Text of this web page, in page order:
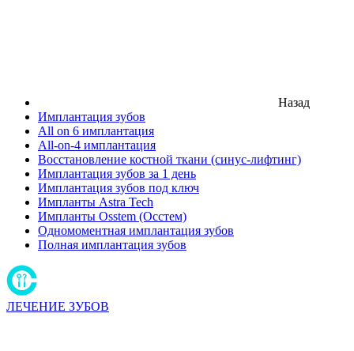
Назад
Имплантация зубов
All on 6 имплантация
All-on-4 имплантация
Восстановление костной ткани (синус-лифтинг)
Имплантация зубов за 1 день
Имплантация зубов под ключ
Импланты Astra Tech
Импланты Osstem (Осстем)
Одномоментная имплантация зубов
Полная имплантация зубов
ЛЕЧЕНИЕ ЗУБОВ